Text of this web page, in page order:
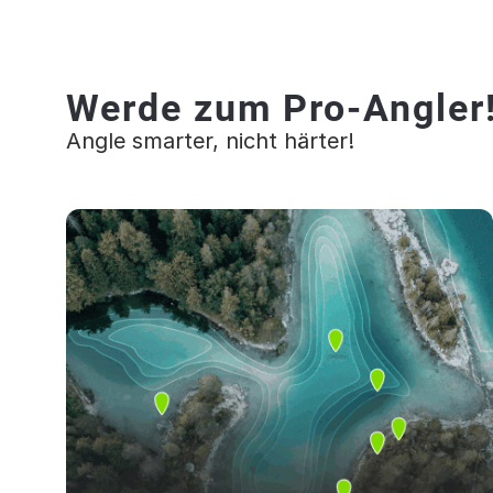
Werde zum Pro-
Angle smarter, nicht härter!